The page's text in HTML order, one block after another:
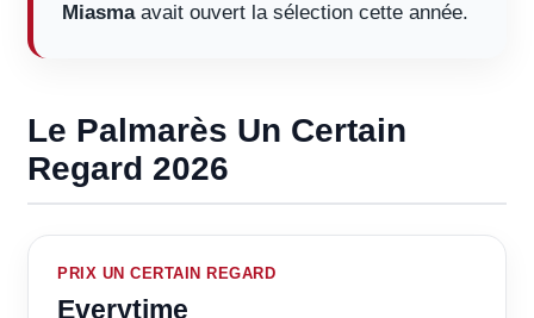
Miasmaavait ouvert la sélection cette année.
Le Palmarès Un Certain
Regard 2026
PRIX UN CERTAIN REGARD
Everytime